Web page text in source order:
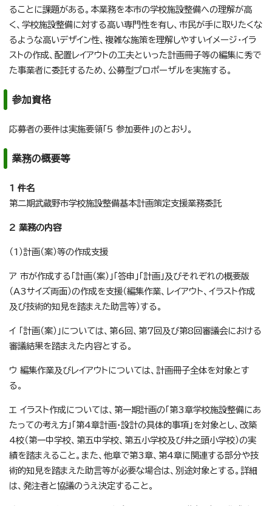
ることに課題がある。本業務を本市の学校施設整備への理解が高
く、学校施設整備に対する高い専門性を有し、市民が手に取りたくな
るような高いデザイン性、複雑な施策を理解しやすいイメージ・イラ
ストの作成、配置レイアウトの工夫といった計画冊子等の編集に秀で
た事業者に委託するため、公募型プロポーザルを実施する。
参加資格
応募者の要件は実施要領「5 参加要件」のとおり。
業務の概要等
1 件名
第二期武蔵野市学校施設整備基本計画策定支援業務委託
2 業務の内容
（1）計画（案）等の作成支援
ア 市が作成する「計画（案）」「答申」「計画」及びそれぞれの概要版
（A3サイズ両面）の作成を支援（編集作業、レイアウト、イラスト作成
及び技術的知見を踏まえた助言等）する。
イ 「計画（案）」については、第6回、第7回及び第8回審議会における
審議結果を踏まえた内容とする。
ウ 編集作業及びレイアウトについては、計画冊子全体を対象とす
る。
エ イラスト作成については、第一期計画の「第3章学校施設整備にあ
たっての考え方」「第4章計画・設計の具体的事項」を対象とし、改築
4校（第一中学校、第五中学校、第五小学校及び井之頭小学校）の実
績を踏まえること。また、他章で第3章、第4章に関連する部分や技
術的知見を踏まえた助言等が必要な場合は、別途対象とする。詳細
は、発注者と協議のうえ決定すること。